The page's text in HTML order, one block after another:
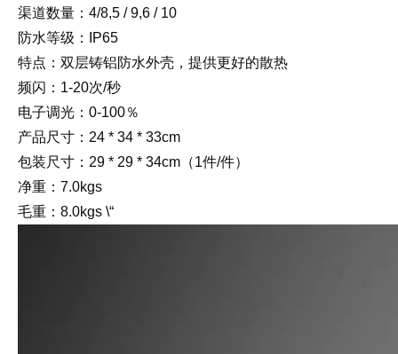
渠道数量：4/8,5 / 9,6 / 10
防水等级：IP65
特点：双层铸铝防水外壳，提供更好的散热
频闪：1-20次/秒
电子调光：0-100％
产品尺寸：24 * 34 * 33cm
包装尺寸：29 * 29 * 34cm（1件/件）
净重：7.0kgs
毛重：8.0kgs \“